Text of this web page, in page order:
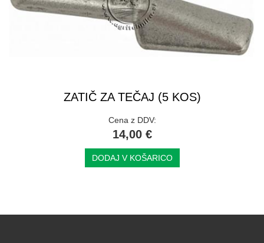
ZATIČ ZA TEČAJ (5 KOS)
Cena z DDV:
14,00 €
DODAJ V KOŠARICO